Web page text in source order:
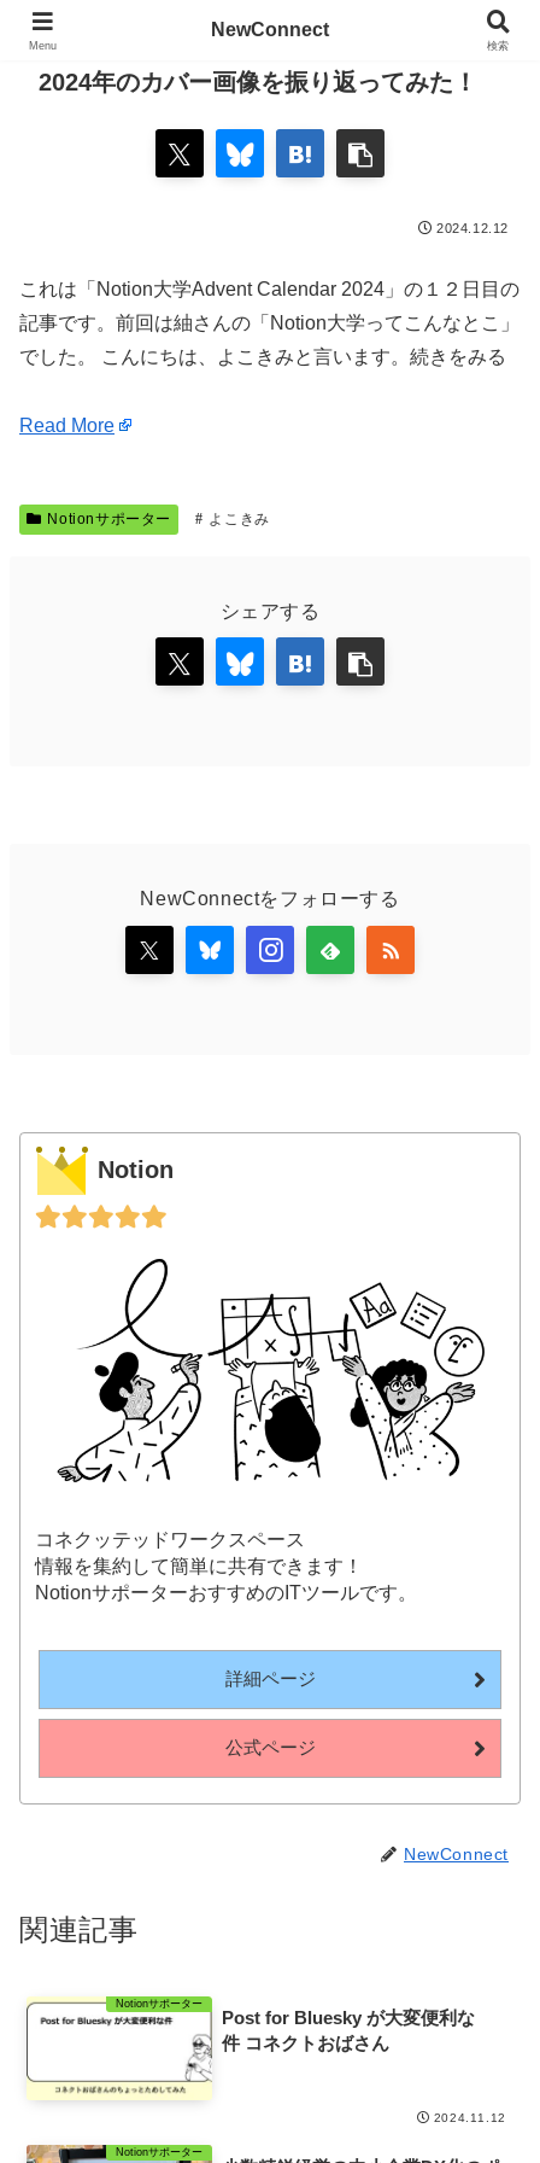
2024年のカバー画像を振り返ってみた！
2024.12.12
これは「Notion大学Advent Calendar 2024」の１２日目の
記事です。前回は紬さんの「Notion大学ってこんなとこ」
でした。 こんにちは、よこきみと言います。続きをみる
Read More
Notionサポーター よこきみ
シェアする
NewConnectをフォローする
Notion
コネクッテッドワークスペース
情報を集約して簡単に共有できます！
NotionサポーターおすすめのITツールです。
詳細ページ
公式ページ
NewConnect
関連記事
Notionサポーター
Post for Bluesky が大変便利な
件 コネクトおばさん
2024.11.12
Notionサポーター
Menu
NewConnect
検索